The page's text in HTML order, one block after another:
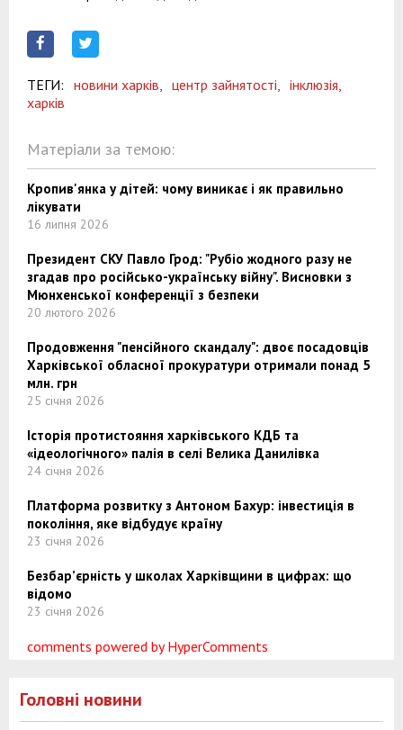
ТЕГИ: новини харків, центр зайнятості,
інклюзія,
харків
Матеріали за темою:
Кропив'янка у дітей: чому виникає і як правильно
лікувати
16 липня 2026
Президент СКУ Павло Грод: "Рубіо жодного разу не
згадав про російсько-українську війну". Висновки з
Мюнхенської конференції з безпеки
20 лютого 2026
Продовження "пенсійного скандалу": двоє посадовців
Харківської обласної прокуратури отримали понад 5
млн. грн
25 січня 2026
Історія протистояння харківського КДБ та
«ідеологічного» палія в селі Велика Данилівка
24 січня 2026
Платформа розвитку з Антоном Бахур: інвестиція в
покоління, яке відбудує країну
23 січня 2026
Безбар’єрність у школах Харківщини в цифрах: що
відомо
23 січня 2026
comments powered by HyperComments
Головні новини